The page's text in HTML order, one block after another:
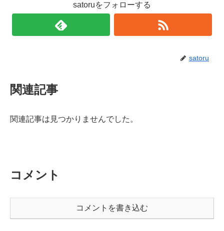
satoruをフォローする
satoru
関連記事
関連記事は見つかりませんでした。
コメント
コメントを書き込む